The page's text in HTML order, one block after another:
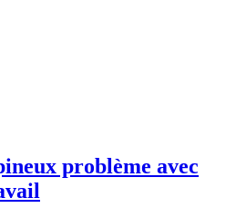
problème avec